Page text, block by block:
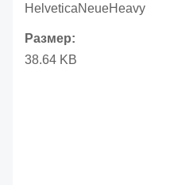
HelveticaNeueHeavy
Размер:
38.64 KB